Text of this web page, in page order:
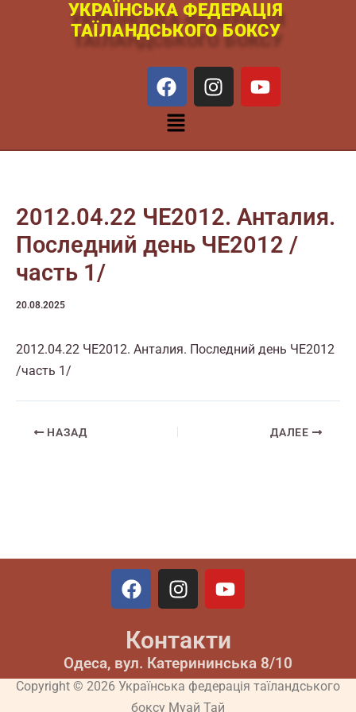
УКРАЇНСЬКА ФЕДЕРАЦІЯ
ТАЇЛАНДСЬКОГО БОКСУ
a
c
e
b
o
n
s
g
m
o
u
b
Меню
2012.04.22 ЧЕ2012. Анталия.
Последний день ЧЕ2012 /
часть 1/
20.08.2025
2012.04.22 ЧЕ2012. Анталия. Последний день ЧЕ2012
/часть 1/
НАЗАД ДАЛЕЕ
F
a
e
b
o
o
I
n
t
a
g
r
Y
o
t
u
b
e
Контакти
Одеса, вул. Катерининська 8/10
Copyright © 2026 Українська федерація таїландського
боксу Муай Тай